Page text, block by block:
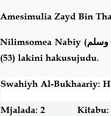
Amesimulia Zayd Bin
Nilimsomea Nabiy (وسلم
(53) lakini hakusujudu.
Swahiyh Al-Bukhaariy:
Mjalada: 2 Kitabu: